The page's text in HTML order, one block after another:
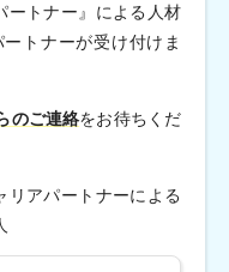
ートナー』による人材
トナーが受け付けま
のご連絡をお待ちくだ
リアパートナーによる